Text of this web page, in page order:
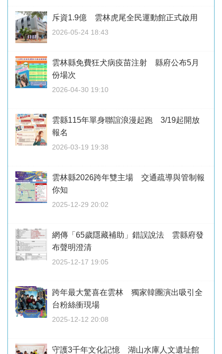
斥資1.9億 雲林虎尾全民運動館正式啟用
2026-05-24 18:43
雲林縣免費狂犬病疫苗注射 縣府公布5月
份場次
2026-04-30 19:10
雲縣115年單身聯誼浪漫起跑 3/19起開放
報名
2026-03-19 19:38
雲林縣2026跨年雙主場 交通疏導與管制報
你知
2025-12-29 20:02
網傳「65歲隱藏補助」錯誤說法 雲縣府發
布聲明澄清
2025-12-17 19:05
跨年最大驚喜在雲林 獨家韓團演出吸引全
台粉絲衝現場
2025-12-12 20:08
守護3千年文化記憶 湖山水庫人文遺址館